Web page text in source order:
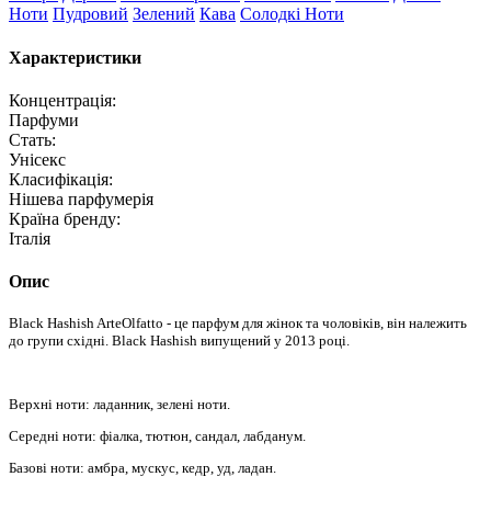
Ноти Пудровий Зелений Кава Солодкі Ноти
Характеристики
Концентрація:
Парфуми
Стать:
Унісекс
Класифікація:
Нішева парфумерія
Країна бренду:
Італія
Опис
Black Hashish ArteOlfatto - це парфум для жінок та чоловіків, він належить
до групи східні. Black Hashish випущений у 2013 році.
Верхні ноти: ладанник, зелені ноти.
Середні ноти: фіалка, тютюн, сандал, лабданум.
Базові ноти: амбра, мускус, кедр, уд, ладан.